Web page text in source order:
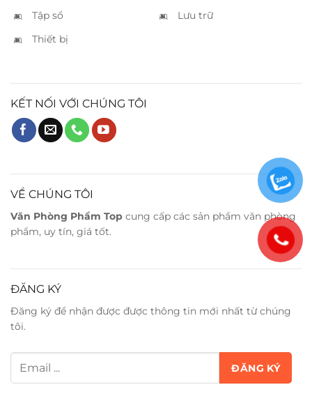
Tập sổ
Lưu trữ
Thiết bị
KẾT NỐI VỚI CHÚNG TÔI
VỀ CHÚNG TÔI
Văn Phòng Phẩm Top cung cấp các sản phẩm văn phòng
phẩm, uy tín, giá tốt.
ĐĂNG KÝ
Đăng ký để nhận được được thông tin mới nhất từ chúng
tôi.